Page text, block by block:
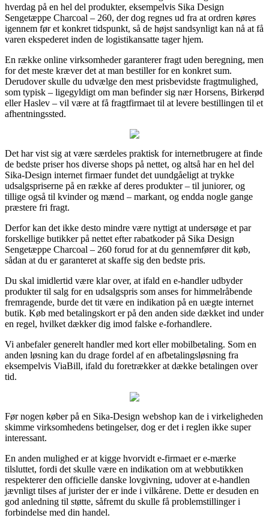
hverdag på en hel del produkter, eksempelvis Sika Design
Sengetæppe Charcoal – 260, der dog regnes ud fra at ordren køres
igennem før et konkret tidspunkt, så de højst sandsynligt kan nå at få
varen ekspederet inden de logistikansatte tager hjem.
En række online virksomheder garanterer fragt uden beregning, men
for det meste kræver det at man bestiller for en konkret sum.
Derudover skulle du udvælge den mest prisbevidste fragtmulighed,
som typisk – ligegyldigt om man befinder sig nær Horsens, Birkerød
eller Haslev – vil være at få fragtfirmaet til at levere bestillingen til et
afhentningssted.
Det har vist sig at være særdeles praktisk for internetbrugere at finde
de bedste priser hos diverse shops på nettet, og altså har en hel del
Sika-Design internet firmaer fundet det uundgåeligt at trykke
udsalgspriserne på en række af deres produkter – til juniorer, og
tillige også til kvinder og mænd – markant, og endda nogle gange
præstere fri fragt.
Derfor kan det ikke desto mindre være nyttigt at undersøge et par
forskellige butikker på nettet efter rabatkoder på Sika Design
Sengetæppe Charcoal – 260 forud for at du gennemfører dit køb,
sådan at du er garanteret at skaffe sig den bedste pris.
Du skal imidlertid være klar over, at ifald en e-handler udbyder
produkter til salg for en udsalgspris som anses for himmelråbende
fremragende, burde det tit være en indikation på en uægte internet
butik. Køb med betalingskort er på den anden side dækket ind under
en regel, hvilket dækker dig imod falske e-forhandlere.
Vi anbefaler generelt handler med kort eller mobilbetaling. Som en
anden løsning kan du drage fordel af en afbetalingsløsning fra
eksempelvis ViaBill, ifald du foretrækker at dække betalingen over
tid.
Før nogen køber på en Sika-Design webshop kan de i virkeligheden
skimme virksomhedens betingelser, dog er det i reglen ikke super
interessant.
En anden mulighed er at kigge hvorvidt e-firmaet er e-mærke
tilsluttet, fordi det skulle være en indikation om at webbutikken
respekterer den officielle danske lovgivning, udover at e-handlen
jævnligt tilses af jurister der er inde i vilkårene. Dette er desuden en
god anledning til støtte, såfremt du skulle få problemstillinger i
forbindelse med din handel.